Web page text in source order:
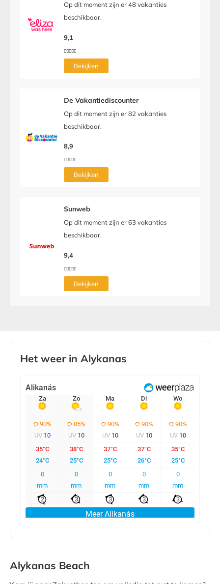
Op dit moment zijn er 48 vakanties
beschikbaar.
9,1

Bekijken
De Vakantiediscounter
Op dit moment zijn er 82 vakanties
beschikbaar.
8,9

Bekijken
Sunweb
Op dit moment zijn er 63 vakanties
beschikbaar.
9,4

Bekijken
Het weer in Alykanas
Alykanas Beach